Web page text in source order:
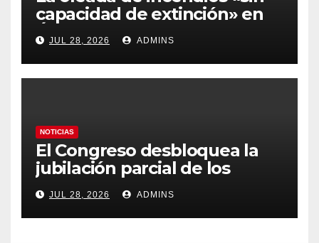
capacidad de extinción» en
Ávila y al oeste de Madrid
obliga a declarar la
emergencia nacional
JUL 28, 2026 ADMINS
NOTICIAS
El Congreso desbloquea la
jubilación parcial de los
trabajadores laborales del
sector público
JUL 28, 2026 ADMINS